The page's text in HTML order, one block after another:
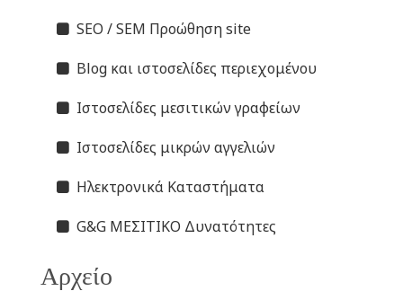
SEO / SEM Προώθηση site
Blog και ιστοσελίδες περιεχομένου
Ιστοσελίδες μεσιτικών γραφείων
Ιστοσελίδες μικρών αγγελιών
Ηλεκτρονικά Καταστήματα
G&G ΜΕΣΙΤΙΚΟ Δυνατότητες
Αρχείο